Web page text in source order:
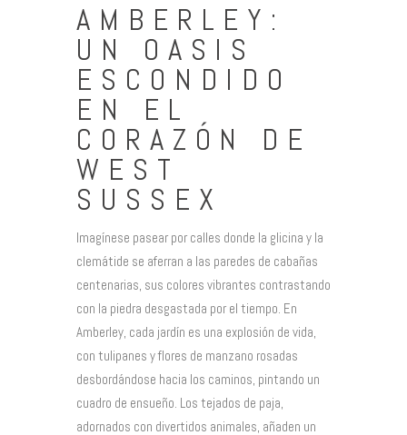
AMBERLEY:
UN OASIS
ESCONDIDO
EN EL
CORAZÓN DE
WEST
SUSSEX
Imagínese pasear por calles donde la glicina y la
clemátide se aferran a las paredes de cabañas
centenarias, sus colores vibrantes contrastando
con la piedra desgastada por el tiempo. En
Amberley, cada jardín es una explosión de vida,
con tulipanes y flores de manzano rosadas
desbordándose hacia los caminos, pintando un
cuadro de ensueño. Los tejados de paja,
adornados con divertidos animales, añaden un